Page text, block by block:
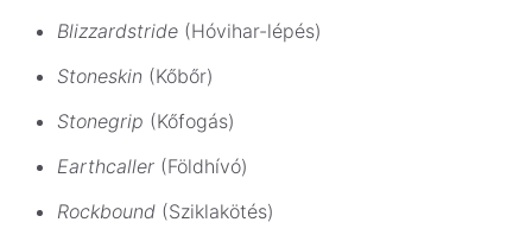
Blizzardstride (Hóvihar-lépés)
Stoneskin (Kőbőr)
Stonegrip (Kőfogás)
Earthcaller (Földhívó)
Rockbound (Sziklakötés)